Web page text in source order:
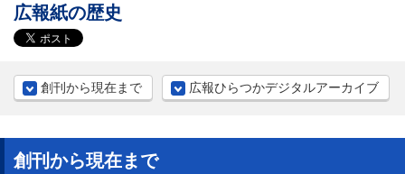
広報紙の歴史
創刊から現在まで 広報ひらつかデジタルアーカイブ
創刊から現在まで